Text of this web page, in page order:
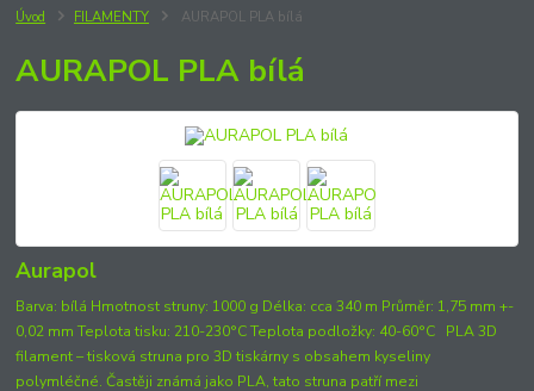
Úvod FILAMENTY AURAPOL PLA bílá
AURAPOL PLA bílá
Aurapol
Barva: bílá Hmotnost struny: 1000 g Délka: cca 340 m Průměr: 1,75 mm +-
0,02 mm Teplota tisku: 210-230°C Teplota podložky: 40-60°C PLA 3D
filament – tisková struna pro 3D tiskárny s obsahem kyseliny
polymléčné. Častěji známá jako PLA, tato struna patří mezi